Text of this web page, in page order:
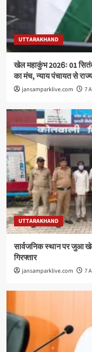
UTTARAKHAND
खेल महाकुंभ 2026ः 01
का मंच, न्याय पंचायत से
jansamparklive.com 7
UTTARAKHAND
सार्वजनिक स्थान पर जुआ
गिरफ्तार
jansamparklive.com 7